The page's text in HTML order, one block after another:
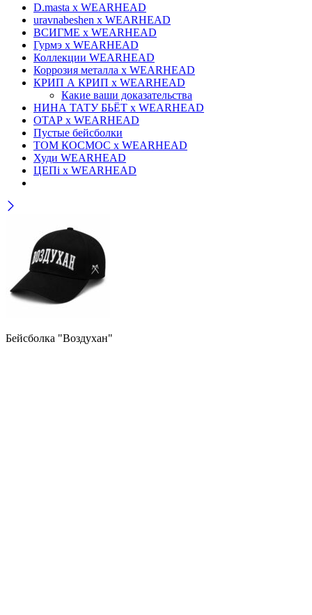
D.masta x WEARHEAD
uravnabeshen x WEARHEAD
ВСИГМЕ x WEARHEAD
Гурмэ x WEARHEAD
Коллекции WEARHEAD
Коррозия металла x WEARHEAD
КРИП А КРИП x WEARHEAD
Какие ваши доказательства
НИНА ТАТУ БЬЁТ x WEARHEAD
ОТАР х WEARHEAD
Пустые бейсболки
ТОМ КОСМОС x WEARHEAD
Худи WEARHEAD
ЦЕПi x WEARHEAD
Бейсболка "Воздухан"